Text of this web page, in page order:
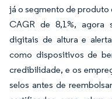
já o segmento de
CAGR de 8,1%, agora
digitais de altura e
como dispositivos de
credibilidade, e os
selos antes de